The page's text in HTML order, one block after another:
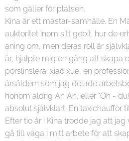
som gäller för platsen.
Kina är ett mästar-samhälle. En
auktoritet inom sitt gebit. hur de
aning om, men deras roll är
år, hjälpte mig en gång att skapa
porslinslera. xiao xue, en
årsåldern som jag delade
honom aldrig An An, eller "Öh -
absolut självklart. En taxichaufför
Efter tio år i Kina trodde jag att
gå till väga i mitt arbete för att